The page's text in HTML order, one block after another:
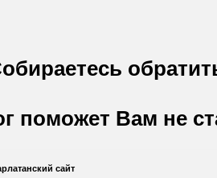
поможет Вам не
сайт